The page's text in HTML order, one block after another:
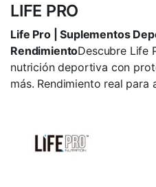
LIFE PRO
Life Pro | Suplementos
RendimientoDescubre Life
nutrición deportiva con
más. Rendimiento real para